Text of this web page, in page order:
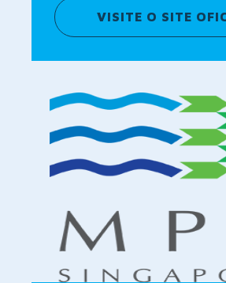
VISITE O SITE